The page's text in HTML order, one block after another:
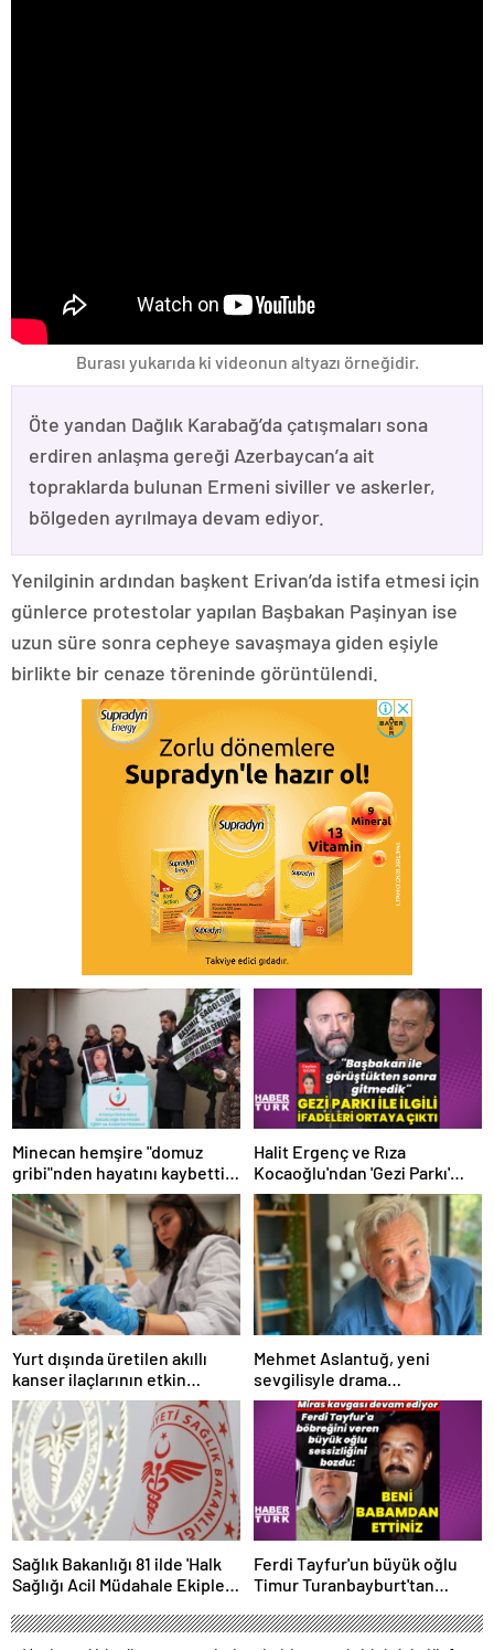
Burası yukarıda ki videonun altyazı örneğidir.
Öte yandan Dağlık Karabağ’da çatışmaları sona
erdiren anlaşma gereği Azerbaycan’a ait
topraklarda bulunan Ermeni siviller ve askerler,
bölgeden ayrılmaya devam ediyor.
Yenilginin ardından başkent Erivan’da istifa etmesi için
günlerce protestolar yapılan Başbakan Paşinyan ise
uzun süre sonra cepheye savaşmaya giden eşiyle
birlikte bir cenaze töreninde görüntülendi.
Minecan hemşire "domuz
gribi"nden hayatını kaybetti –
Haberler | Sağlık Haberleri
Halit Ergenç ve Rıza
Kocaoğlu'ndan 'Gezi Parkı'
ifadesi – Magazin haberleri
Yurt dışında üretilen akıllı
kanser ilaçlarının etkin
maddesi yerli imkanlarla
geliştirildi | Sağlık Haberleri
Mehmet Aslantuğ, yeni
sevgilisyle drama
çalışmalarında tanıştı –
Magazin haberleri
Sağlık Bakanlığı 81 ilde 'Halk
Sağlığı Acil Müdahale Ekipleri'
Ferdi Tayfur'un büyük oğlu
Timur Turanbayburt'tan